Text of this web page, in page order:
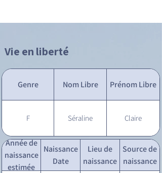
Vie en liberté
Genre Nom Libre Prénom Libre
F Séraline Claire
Année de
naissance
estimée
Naissance
Date
Lieu de
naissance
Source de
naissance